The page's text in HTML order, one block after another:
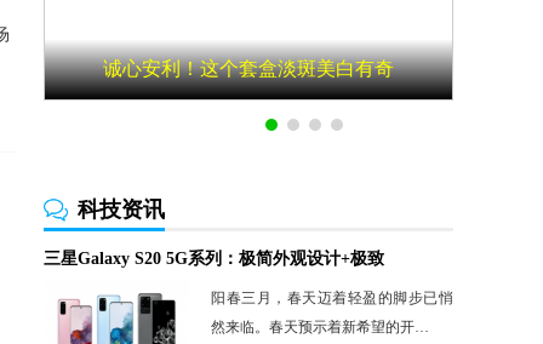
诚心安利！这个套盒淡斑美白有奇
科技资讯
三星Galaxy S20 5G系列：极简外观设计+极致
阳春三月，春天迈着轻盈的脚步已悄
然来临。春天预示着新希望的开…